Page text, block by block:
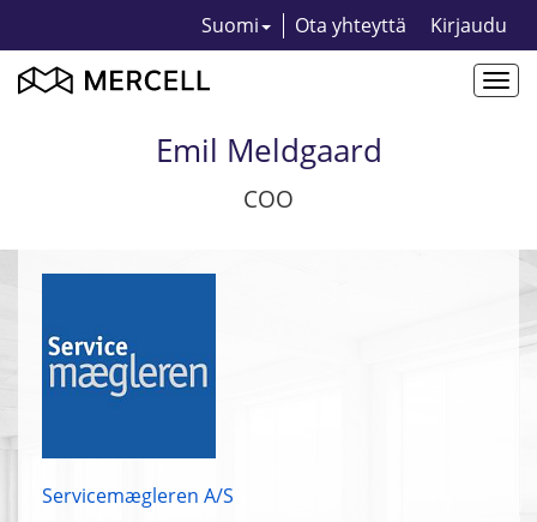
Suomi Ota yhteyttä Kirjaudu
Emil Meldgaard
COO
Servicemægleren A/S